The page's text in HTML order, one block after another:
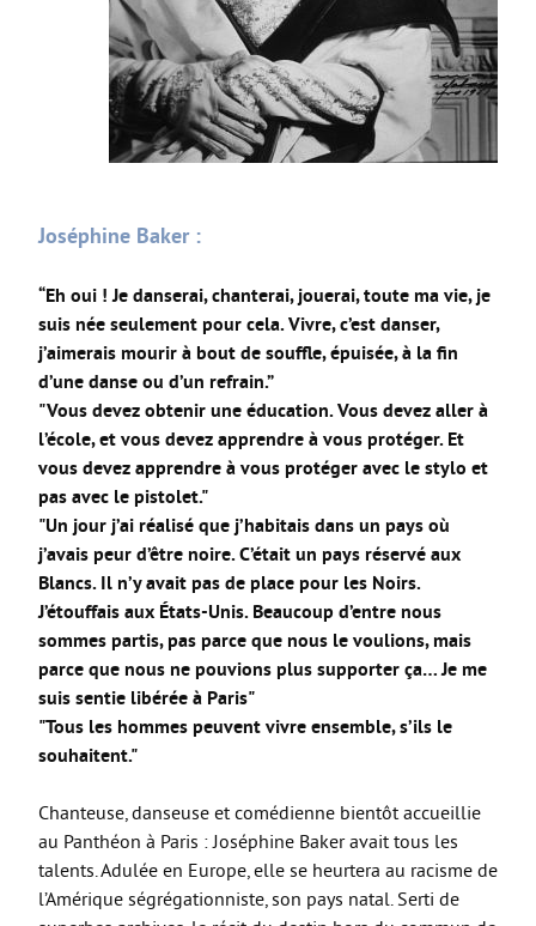
Joséphine Baker :
“Eh oui ! Je danserai, chanterai, jouerai, toute ma vie, je
suis née seulement pour cela. Vivre, c’est danser,
j’aimerais mourir à bout de souffle, épuisée, à la fin
d’une danse ou d’un refrain.”
"Vous devez obtenir une éducation. Vous devez aller à
l’école, et vous devez apprendre à vous protéger. Et
vous devez apprendre à vous protéger avec le stylo et
pas avec le pistolet."
"Un jour j’ai réalisé que j’habitais dans un pays où
j’avais peur d’être noire. C’était un pays réservé aux
Blancs. Il n’y avait pas de place pour les Noirs.
J’étouffais aux États-Unis. Beaucoup d’entre nous
sommes partis, pas parce que nous le voulions, mais
parce que nous ne pouvions plus supporter ça… Je me
suis sentie libérée à Paris"
"Tous les hommes peuvent vivre ensemble, s’ils le
souhaitent."
Chanteuse, danseuse et comédienne bientôt accueillie
au Panthéon à Paris : Joséphine Baker avait tous les
talents. Adulée en Europe, elle se heurtera au racisme de
l’Amérique ségrégationniste, son pays natal. Serti de